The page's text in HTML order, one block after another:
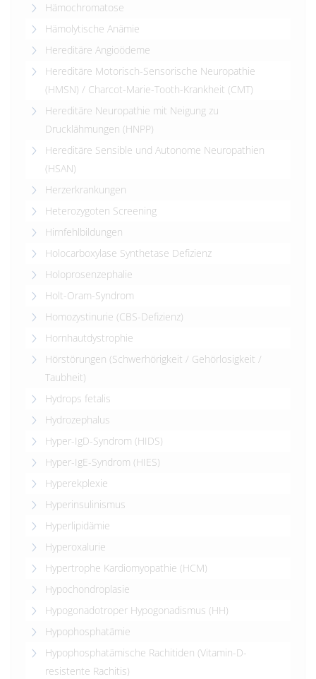
Hämochromatose
Hämolytische Anämie
Hereditäre Angioödeme
Hereditäre Motorisch-Sensorische Neuropathie
(HMSN) / Charcot-Marie-Tooth-Krankheit (CMT)
Hereditäre Neuropathie mit Neigung zu
Drucklähmungen (HNPP)
Hereditäre Sensible und Autonome Neuropathien
(HSAN)
Herzerkrankungen
Heterozygoten Screening
Hirnfehlbildungen
Holocarboxylase Synthetase Defizienz
Holoprosenzephalie
Holt-Oram-Syndrom
Homozystinurie (CBS-Defizienz)
Hornhautdystrophie
Hörstörungen (Schwerhörigkeit / Gehörlosigkeit /
Taubheit)
Hydrops fetalis
Hydrozephalus
Hyper-IgD-Syndrom (HIDS)
Hyper-IgE-Syndrom (HIES)
Hyperekplexie
Hyperinsulinismus
Hyperlipidämie
Hyperoxalurie
Hypertrophe Kardiomyopathie (HCM)
Hypochondroplasie
Hypogonadotroper Hypogonadismus (HH)
Hypophosphatämie
Hypophosphatämische Rachitiden (Vitamin-D-
resistente Rachitis)